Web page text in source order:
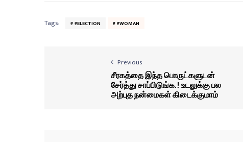
Tags: #ELECTION #WOMAN
Previous
சீரகத்தை இந்த பொருட்களுடன்
சேர்த்து சாப்பிடுங்க.! உடலுக்கு பல
அற்புத நன்மைகள் கிடைக்குமாம்